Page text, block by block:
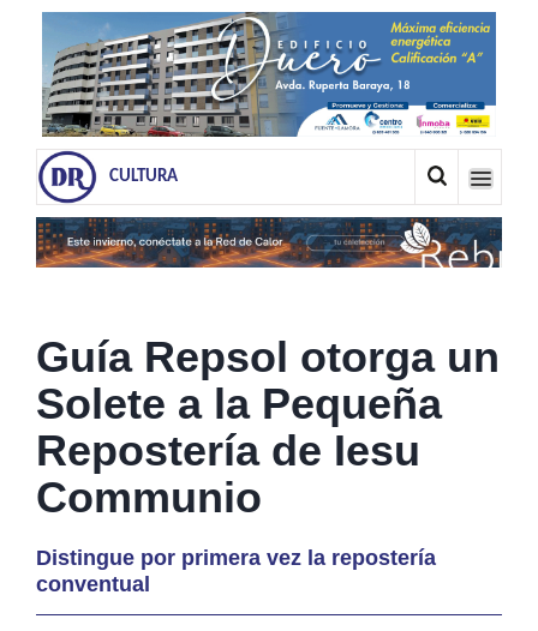
CULTURA
Guía Repsol otorga un
Solete a la Pequeña
Repostería de Iesu
Communio
Distingue por primera vez la repostería
conventual